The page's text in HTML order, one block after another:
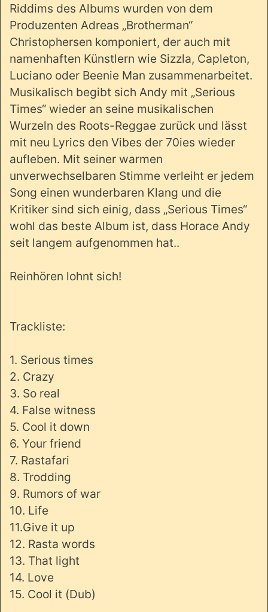
Riddims des Albums wurden von dem
Produzenten Adreas „Brotherman“
Christophersen komponiert, der auch mit
namenhaften Künstlern wie Sizzla, Capleton,
Luciano oder Beenie Man zusammenarbeitet.
Musikalisch begibt sich Andy mit „Serious
Times“ wieder an seine musikalischen
Wurzeln des Roots-Reggae zurück und lässt
mit neu Lyrics den Vibes der 70ies wieder
aufleben. Mit seiner warmen
unverwechselbaren Stimme verleiht er jedem
Song einen wunderbaren Klang und die
Kritiker sind sich einig, dass „Serious Times“
wohl das beste Album ist, dass Horace Andy
seit langem aufgenommen hat..
Reinhören lohnt sich!
Trackliste:
1. Serious times
2. Crazy
3. So real
4. False witness
5. Cool it down
6. Your friend
7. Rastafari
8. Trodding
9. Rumors of war
10. Life
11.Give it up
12. Rasta words
13. That light
14. Love
15. Cool it (Dub)